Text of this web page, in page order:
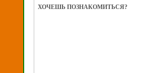
ХОЧЕШЬ ПОЗНАКОМИТЬСЯ?